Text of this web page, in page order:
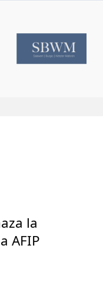
la
AFIP